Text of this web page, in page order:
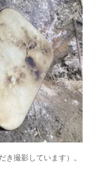
き撮影しています）。